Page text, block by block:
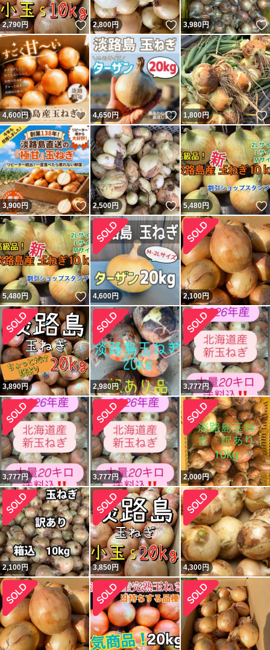
2,790円 いいね！
2,800円 いいね！
3,980円
4,600円 いいね！
4,650円 いいね！
1,800円
3,900円 いいね！
2,500円 いいね！
5,480円
5,480円 いいね！
4,600円 2,100円
3,890円 2,980円 3,777円
3,777円 3,777円 2,000円
2,100円 3,850円 4,300円